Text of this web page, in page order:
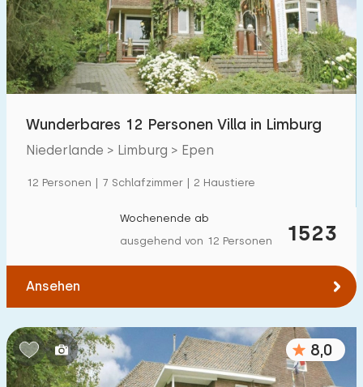
Schwimmbad 16
Eingezäunter Garten 1
Haustierfrei 6
Ladestation Auto
Budget
Mindestanzahl
Schlafzimmern:
Wunderbares 12 Personen Villa in Limburg
Niederlande > Limburg > Epen
12 Personen | 7 Schlafzimmer | 2 Haustiere
1523
Wochenende ab
ausgehend von 12 Personen
Ansehen
8,0